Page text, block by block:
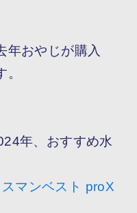
年おやじが購入
年、おすすめ水
スマンベスト proX